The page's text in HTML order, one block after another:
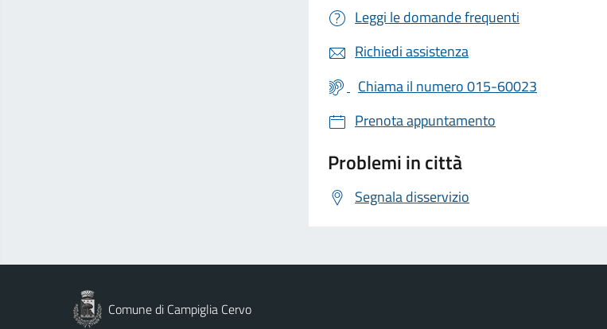
Leggi le domande frequenti
Richiedi assistenza
Chiama il numero 015-60023
Prenota appuntamento
Problemi in città
Segnala disservizio
Comune di Campiglia Cervo